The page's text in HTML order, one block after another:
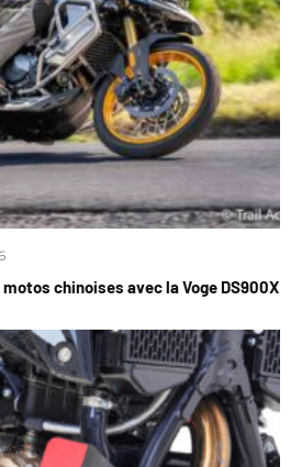
chinoises avec la Voge DS900X